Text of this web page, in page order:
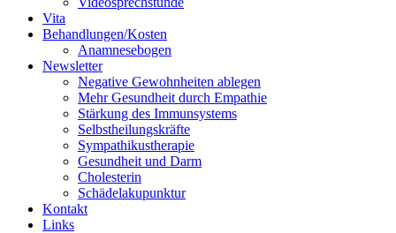
Vita
Behandlungen/Kosten
Anamnesebogen
Newsletter
Negative Gewohnheiten ablegen
Mehr Gesundheit durch Empathie
Stärkung des Immunsystems
Selbstheilungskräfte
Sympathikustherapie
Gesundheit und Darm
Cholesterin
Schädelakupunktur
Kontakt
Links